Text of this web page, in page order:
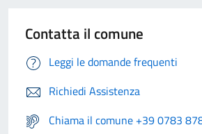
Contatta il comune
Leggi le domande frequenti
Richiedi Assistenza
Chiama il comune +39 0783